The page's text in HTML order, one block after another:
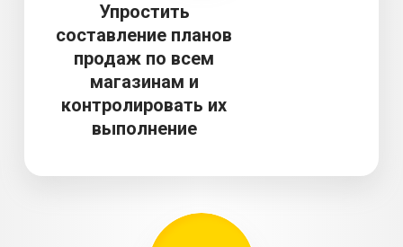
Упростить
составление планов
продаж по всем
магазинам и
контролировать их
выполнение